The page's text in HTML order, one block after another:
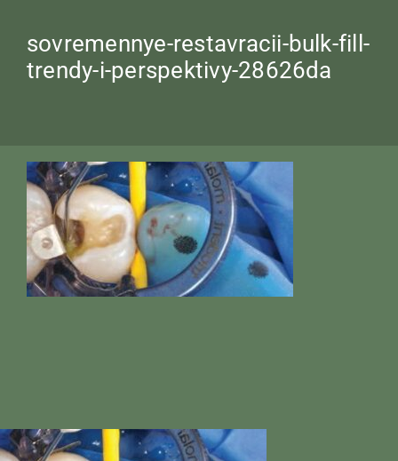
sovremennye-restavracii-bulk-fill-
trendy-i-perspektivy-28626da